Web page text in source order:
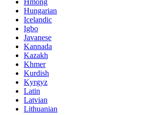
Hungarian
Icelandic
Igbo
Javanese
Kannada
Kazakh
Khmer
Kurdish
Kyrgyz
Latin
Latvian
Lithuanian